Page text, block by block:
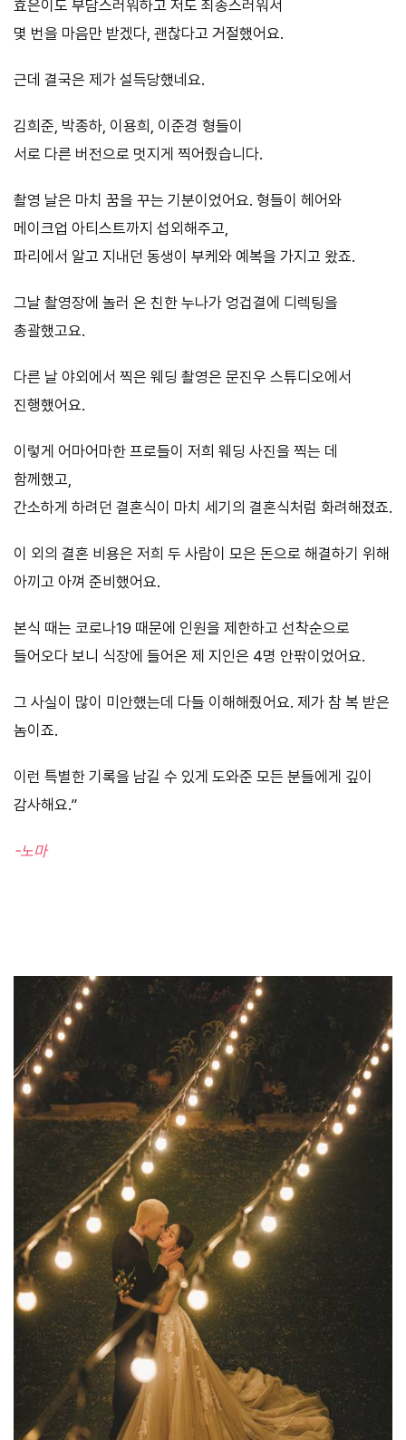
효은이도 부담스러워하고 저도 죄송스러워서
몇 번을 마음만 받겠다, 괜찮다고 거절했어요.
근데 결국은 제가 설득당했네요.
김희준, 박종하, 이용희, 이준경 형들이
서로 다른 버전으로 멋지게 찍어줬습니다.
촬영 날은 마치 꿈을 꾸는 기분이었어요. 형들이 헤어와
메이크업 아티스트까지 섭외해주고,
파리에서 알고 지내던 동생이 부케와 예복을 가지고 왔죠.
그날 촬영장에 놀러 온 친한 누나가 엉겁결에 디렉팅을
총괄했고요.
다른 날 야외에서 찍은 웨딩 촬영은 문진우 스튜디오에서
진행했어요.
이렇게 어마어마한 프로들이 저희 웨딩 사진을 찍는 데
함께했고,
간소하게 하려던 결혼식이 마치 세기의 결혼식처럼 화려해졌죠.
이 외의 결혼 비용은 저희 두 사람이 모은 돈으로 해결하기 위해
아끼고 아껴 준비했어요.
본식 때는 코로나19 때문에 인원을 제한하고 선착순으로
들어오다 보니 식장에 들어온 제 지인은 4명 안팎이었어요.
그 사실이 많이 미안했는데 다들 이해해줬어요. 제가 참 복 받은
놈이죠.
이런 특별한 기록을 남길 수 있게 도와준 모든 분들에게 깊이
감사해요.”
-노마